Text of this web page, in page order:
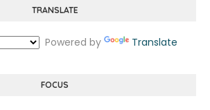
TRANSLATE
Powered by Translate
FOCUS